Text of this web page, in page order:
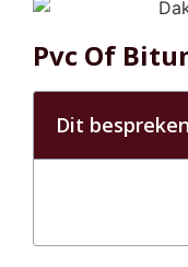
Pvc Of
Dit